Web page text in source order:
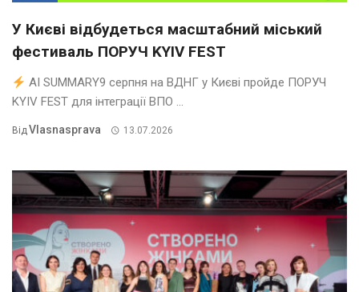
У Києві відбудеться масштабний міський
фестиваль ПОРУЧ KYIV FEST
AI SUMMARY9 серпня на ВДНГ у Києві пройде ПОРУЧ
KYIV FEST для інтеграції ВПО ...
ВідVlasnasprava 13.07.2026